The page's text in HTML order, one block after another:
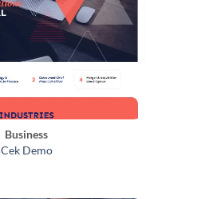
Business
Cek Demo